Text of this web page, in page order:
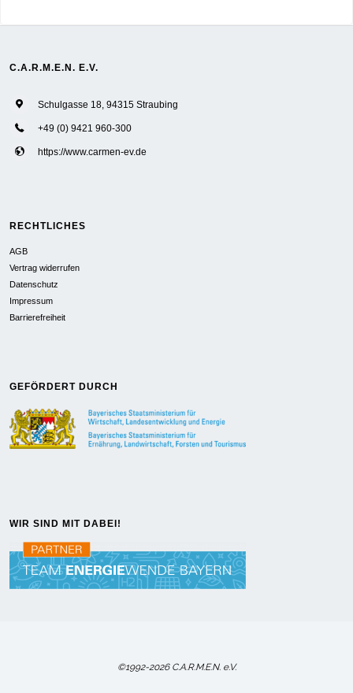
C.A.R.M.E.N. E.V.
Schulgasse 18, 94315 Straubing
+49 (0) 9421 960-300
https://www.carmen-ev.de
RECHTLICHES
AGB
Vertrag widerrufen
Datenschutz
Impressum
Barrierefreiheit
GEFÖRDERT DURCH
WIR SIND MIT DABEI!
©1992-2026 C.A.R.M.E.N. e.V.